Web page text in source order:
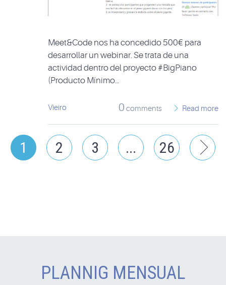
Meet&Code nos ha concedido 500€ para
desarrollar un webinar. Se trata de una
actividad dentro del proyecto #BigPiano
(Producto Mínimo…
Vieiro 0 comments Read more
1 2 3 26
PLANNIG MENSUAL